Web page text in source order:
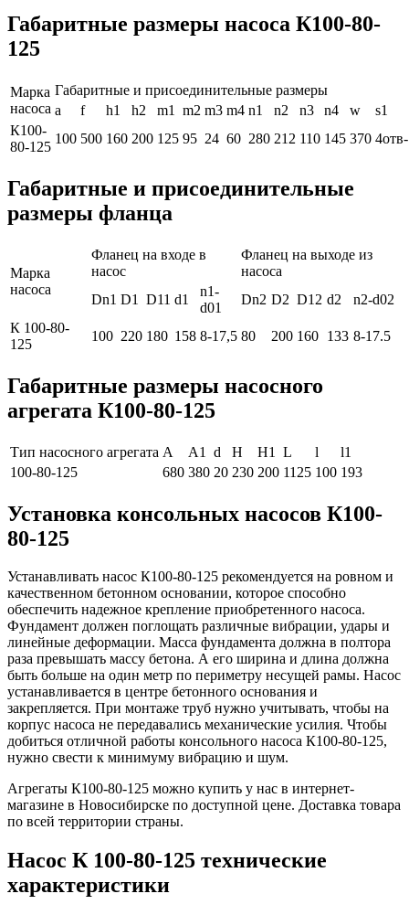
Габаритные размеры насоса К100-80-
125
Марка
насоса
Габаритные и присоединительные размеры
a
f h1 h2 m1 m2 m3 m4 n1 n2 n3 n4 w
s1
К100-
80-125
100 500 160 200 125 95 24 60 280 212 110 145 370
Габаритные и присоединительные
размеры фланца
Марка
насоса
Фланец на входе в
насос
Фланец на выходе из
насоса
Dn1 D1 D11 d1
n1-
d01
Dn2 D2 D12 d2
n2-d02
К 100-80-
125
100 220 180 158 8-17,5 80 200 160 133 8-17.5
Габаритные размеры насосного
агрегата К100-80-125
Тип насосного агрегата A A1 d H H1 L l
l1
100-80-125
680 380 20 230 200 1125 100 193
Установка консольных насосов К100-
80-125
Устанавливать насос К100-80-125 рекомендуется на ровном и
качественном бетонном основании, которое способно
обеспечить надежное крепление приобретенного насоса.
Фундамент должен поглощать различные вибрации, удары и
линейные деформации. Масса фундамента должна в полтора
раза превышать массу бетона. А его ширина и длина должна
быть больше на один метр по периметру несущей рамы. Насос
устанавливается в центре бетонного основания и
закрепляется. При монтаже труб нужно учитывать, чтобы на
корпус насоса не передавались механические усилия. Чтобы
добиться отличной работы консольного насоса К100-80-125,
нужно свести к минимуму вибрацию и шум.
Агрегаты К100-80-125 можно купить у нас в интернет-
магазине в Новосибирске по доступной цене. Доставка товара
по всей территории страны.
Насос К 100-80-125 технические
характеристики